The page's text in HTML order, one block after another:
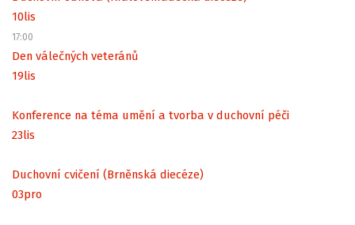
10lis
17:00
Den válečných veteránů
19lis
Konference na téma umění a tvorba v duchovní péči
23lis
Duchovní cvičení (Brněnská diecéze)
03pro